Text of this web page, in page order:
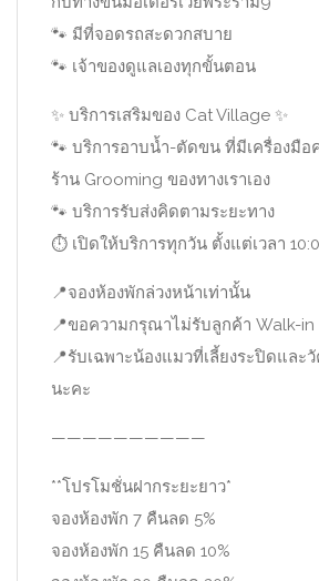
🐾 มีที่จอดรถสะดวกสบาย
🐾 เจ้าของดูแลเองทุกขั้นตอน
✨ บริการเสริมของ Cat Village ✨
🐾 บริการอาบน้ำ-ตัดขน ที่มีเครื่องมือ
ร้าน Grooming ของทางเราเอง
🐾 บริการรับส่งคิดตามระยะทาง
⏱ เปิดให้บริการทุกวัน ตั้งแต่เวลา
📍จองห้องพักล่วงหน้าเท่านั้น
📍ขอความกรุณาไม่รับลูกค้า Walk-in
📍รับเฉพาะน้องแมวที่เลี้ยงระปิดและ
นะคะ
——————————
**โปรโมชั่นฝากระยะยาว*
จองห้องพัก 7 คืนลด 5%
จองห้องพัก 15 คืนลด 10%